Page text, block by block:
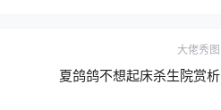
大佬秀图
夏鸽鸽不想起床杀生院赏析